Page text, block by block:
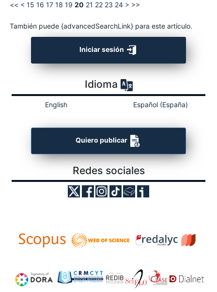
<< < 15 16 17 18 19 20 21 22 23 24 > >>
También puede {advancedSearchLink} para este artículo.
Iniciar sesión
Idioma
English Español (España)
Quiero publicar
Redes sociales